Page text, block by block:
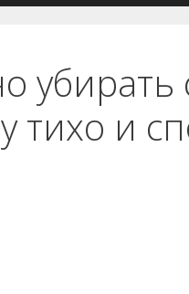
тихо и